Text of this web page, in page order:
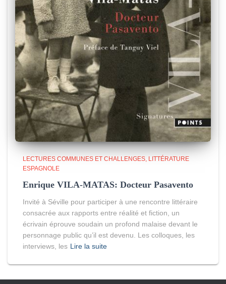
LECTURES COMMUNES ET CHALLENGES LITTÉRATURE
ESPAGNOLE
Enrique VILA-MATAS: Docteur Pasavento
Invité à Séville pour participer à une rencontre littéraire
consacrée aux rapports entre réalité et fiction, un
écrivain éprouve soudain un profond malaise devant le
personnage public qu’il est devenu. Les colloques, les
interviews, les Lire la suite